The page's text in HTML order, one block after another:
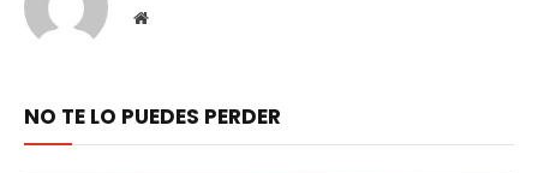
Website
NO TE LO PUEDES PERDER